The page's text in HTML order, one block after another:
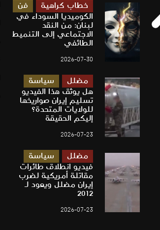
خطاب كراهية
فن
الكوميديا السوداء في
لبنان: من النقد
الاجتماعي إلى التنميط
الطائفي
2026-07-30
مضلل
سياسة
هل يوثق هذا الفيديو
تسليم إيران صواريخها
للولايات المتحدة؟
إليكم الحقيقة
2026-07-23
مضلل
سياسة
فيديو انطلاق طائرات
مقاتلة أمريكية لضرب
إيران مضلل ويعود لـ
2012
2026-07-23